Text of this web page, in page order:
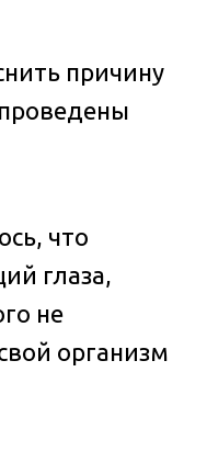
причину
что
глаза,
не
организм